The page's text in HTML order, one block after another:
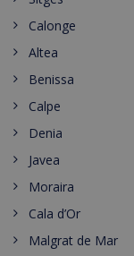
Calonge
Altea
Benissa
Calpe
Denia
Javea
Moraira
Cala d’Or
Malgrat de Mar